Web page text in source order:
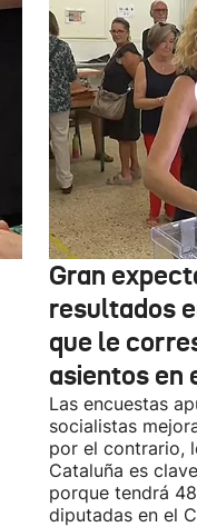
Gran
resultados
que le
asientos en
Las encuestas
socialistas
por el contrario,
Cataluña es
porque tendrá
diputadas en el